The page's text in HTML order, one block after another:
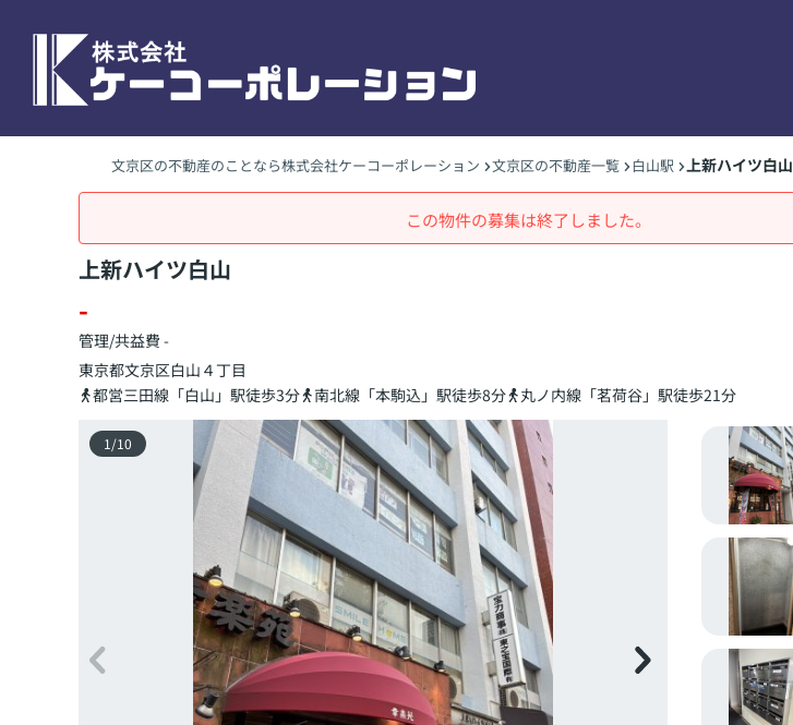
文京区の不動産のことなら株式会社ケーコーポレーション 文京区の不動産一覧 白山駅 上新ハイツ白山
この物件の募集は終了しました。
上新ハイツ白山
-
管理/共益費 -
東京都文京区白山 ４丁目
都営三田線「白山」駅徒歩3分
南北線「本駒込」駅徒歩8分 丸ノ内線「茗荷谷」駅徒歩21分
1 /10